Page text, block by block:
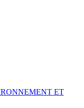
ET